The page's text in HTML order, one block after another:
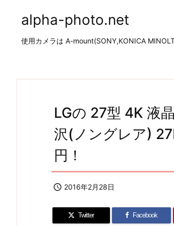
alpha-photo.net
使用カメラは A-mount(SONY,KONICA
LGの 27型 4K 液
沢(ノングレア)
円！
 2016年2月28日
Twitter Facebook